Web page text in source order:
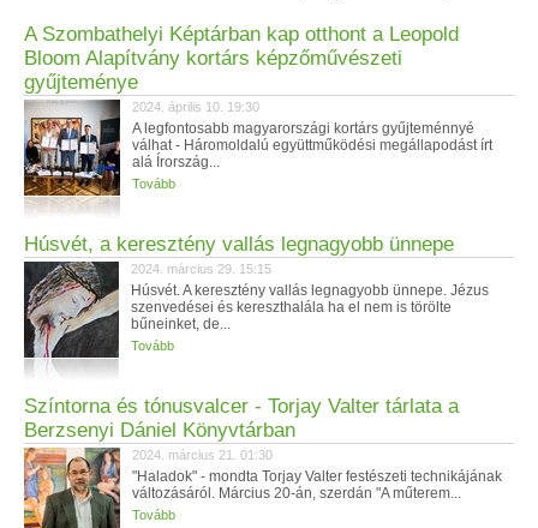
A Szombathelyi Képtárban kap otthont a Leopold
Bloom Alapítvány kortárs képzőművészeti
gyűjteménye
2024. április 10. 19:30
A legfontosabb magyarországi kortárs gyűjteménnyé
válhat - Háromoldalú együttműködési megállapodást írt
alá Írország...
Tovább
Húsvét, a keresztény vallás legnagyobb ünnepe
2024. március 29. 15:15
Húsvét. A keresztény vallás legnagyobb ünnepe. Jézus
szenvedései és kereszthalála ha el nem is törölte
bűneinket, de...
Tovább
Színtorna és tónusvalcer - Torjay Valter tárlata a
Berzsenyi Dániel Könyvtárban
2024. március 21. 01:30
"Haladok" - mondta Torjay Valter festészeti technikájának
változásáról. Március 20-án, szerdán "A műterem...
Tovább